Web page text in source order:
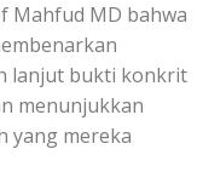
Mahfud MD bahwa
lanjut bukti konkrit
menunjukkan
yang mereka